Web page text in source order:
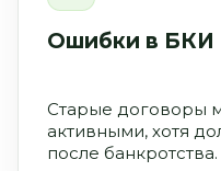
Ошибки в БКИ
Старые договоры
активными, хотя
после банкротства.